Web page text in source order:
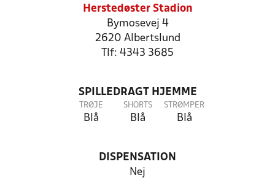
Herstedøster Stadion
Bymosevej 4
2620 Albertslund
Tlf: 4343 3685
SPILLEDRAGT HJEMME
TRØJE
Blå
SHORTS
Blå
STRØMPER
Blå
DISPENSATION
Nej